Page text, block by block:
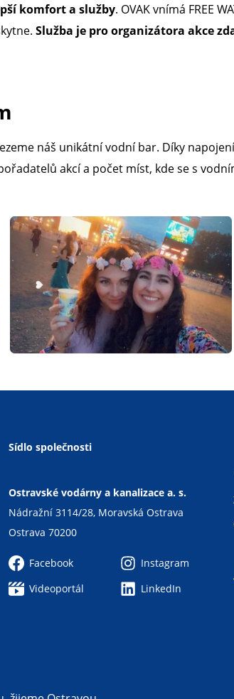
komfort a služby. OVAK vnímá FREE
Služba je pro organizátora akce
náš unikátní vodní bar. Díky
akcí a počet míst, kde se s
Sídlo společnosti
Ostravské vodárny a kanalizace a. s.
Nádražní 3114/28, Moravská Ostrava
Ostrava 70200
Facebook
Instagram
Videoportál
LinkedIn